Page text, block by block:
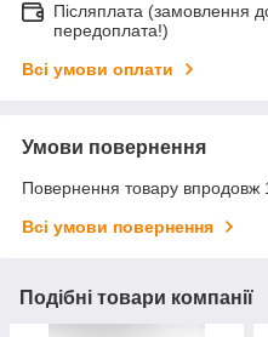
Післяплата (замовлення
передоплата!)
Всі умови оплати
Умови повернення
Повернення товару впродовж
Всі умови повернення
Подібні товари компанії